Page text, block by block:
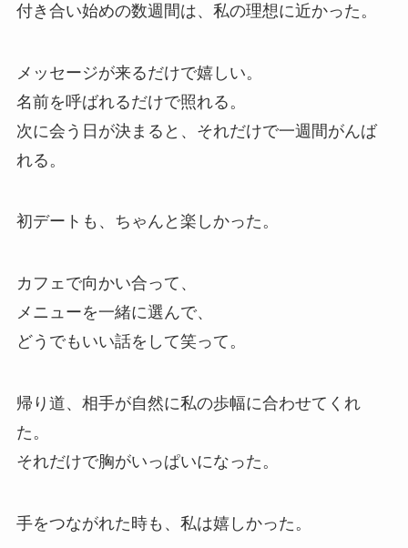
付き合い始めの数週間は、私の理想に近かった。
メッセージが来るだけで嬉しい。
名前を呼ばれるだけで照れる。
次に会う日が決まると、それだけで一週間がんば
れる。
初デートも、ちゃんと楽しかった。
カフェで向かい合って、
メニューを一緒に選んで、
どうでもいい話をして笑って。
帰り道、相手が自然に私の歩幅に合わせてくれ
た。
それだけで胸がいっぱいになった。
手をつながれた時も、私は嬉しかった。